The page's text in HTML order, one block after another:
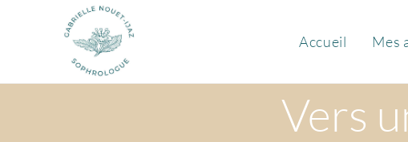
Accueil Mes
Vers